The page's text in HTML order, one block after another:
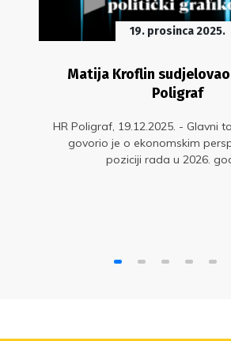
19. prosinca 2025.
Matija Kroflin
Poligraf
HR Poligraf, 19.12.2025. - Glavni
govorio je o ekonomskim
poziciji rada u 2026.